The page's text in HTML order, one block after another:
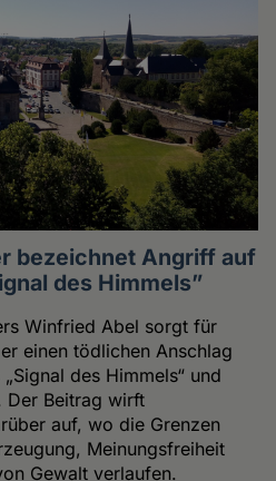
bezeichnet Angriff auf
des Himmels”
Winfried Abel sorgt für
einen tödlichen Anschlag
des Himmels“ und
Der Beitrag wirft
auf, wo die Grenzen
Meinungsfreiheit
Gewalt verlaufen.